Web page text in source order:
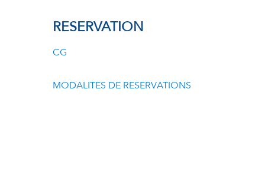
RESERVATION
CG
MODALITES DE RESERVATIONS